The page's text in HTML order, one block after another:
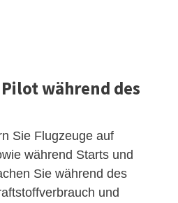
während des
Sie Flugzeuge auf
während Starts und
Sie während des
und